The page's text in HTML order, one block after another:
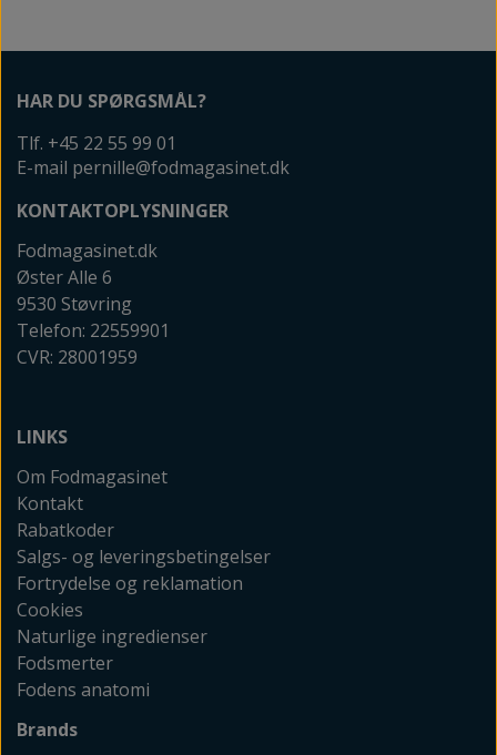
HAR DU SPØRGSMÅL?
Tlf. +45 22 55 99 01
E-mail pernille@fodmagasinet.dk
KONTAKTOPLYSNINGER
Fodmagasinet.dk
Øster Alle 6
9530 Støvring
Telefon: 22559901
CVR: 28001959
LINKS
Om Fodmagasinet
Kontakt
Rabatkoder
Salgs- og leveringsbetingelser
Fortrydelse og reklamation
Cookies
Naturlige ingredienser
Fodsmerter
Fodens anatomi
Brands